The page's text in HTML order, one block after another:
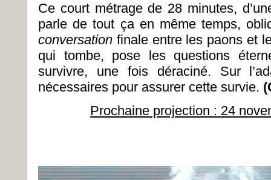
Ce court métrage de 28 minutes,
parle de tout ça en même temps,
conversation finale entre les paons et
qui tombe, pose les questions
survivre, une fois déraciné. Sur
nécessaires pour assurer cette survie. (
Prochaine projection : 24